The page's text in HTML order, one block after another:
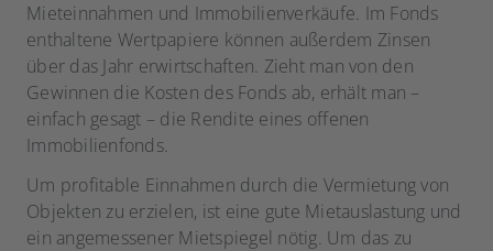
Mieteinnahmen und Immobilienverkäufe. Im Fonds
enthaltene Wertpapiere können außerdem Zinsen
über das Jahr erwirtschaften. Zieht man von den
Gewinnen die Kosten des Fonds ab, erhält man –
einfach gesagt – die Rendite eines offenen
Immobilienfonds.
Um profitable Einnahmen durch die Vermietung von
Objekten zu erzielen, ist eine gute Mietauslastung und
ein angemessener Mietspiegel nötig. Um das zu